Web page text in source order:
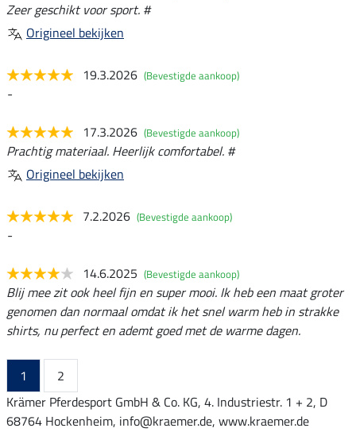
Zeer geschikt voor sport. #
Origineel bekijken
19.3.2026 (Bevestigde aankoop)
-
17.3.2026 (Bevestigde aankoop)
Prachtig materiaal. Heerlijk comfortabel. #
Origineel bekijken
7.2.2026 (Bevestigde aankoop)
-
14.6.2025 (Bevestigde aankoop)
Blij mee zit ook heel fijn en super mooi. Ik heb een maat groter
genomen dan normaal omdat ik het snel warm heb in strakke
shirts, nu perfect en ademt goed met de warme dagen.
1
2
Krämer Pferdesport GmbH & Co. KG, 4. Industriestr. 1 + 2, D
68764 Hockenheim, info@kraemer.de, www.kraemer.de